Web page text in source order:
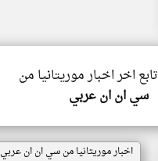
تابع اخر اخبار موريتانيا من
سي ان ان عربي
اخبار موريتانيا من سي ان ان عربي